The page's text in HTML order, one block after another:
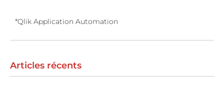
*Qlik Application Automation
Articles récents